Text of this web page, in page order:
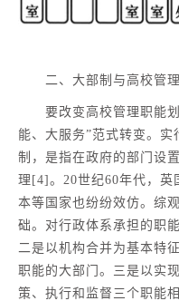
二、大部制与高校管
要改变高校管理职能划
能、大服务”范式转变。
制，是指在政府的部门设
理[4]。20世纪60年代，英
本等国家也纷纷效仿。综
础。对行政体系承担的职
二是以机构合并为基本特
职能的大部门。三是以实
策、执行和监督三个职能